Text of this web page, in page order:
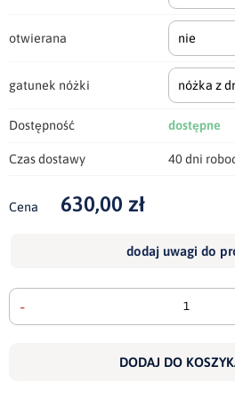
otwierana nie
gatunek nóżki nóżka z
Dostępność dostępne
Czas dostawy 40 dni
Cena 630,00 zł
dodaj uwagi do
-
DODAJ DO